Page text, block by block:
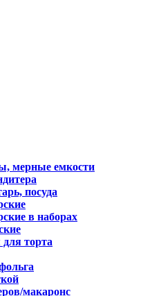
мерные емкости
посуда
в наборах
торта
макаронс